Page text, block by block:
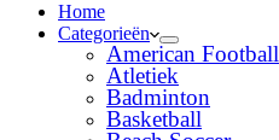
Home
Categorieën
American Football
Atletiek
Badminton
Basketball